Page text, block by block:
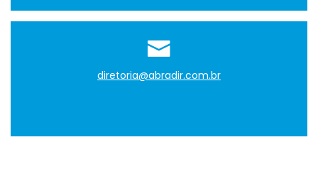
diretoria@abradir.com.br